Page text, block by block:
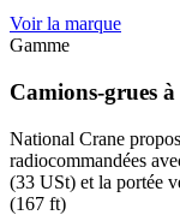
Voir la marque
Gamme
Camions-grues
National Crane
radiocommandées
(33 USt) et la portée
(167 ft)